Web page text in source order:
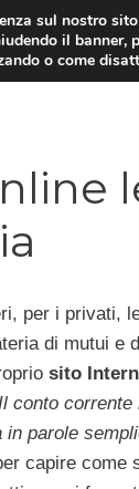
per i privati,
di mutui e
sito
conto corrente
in parole
capire come
sul nostro
il banner,
o come